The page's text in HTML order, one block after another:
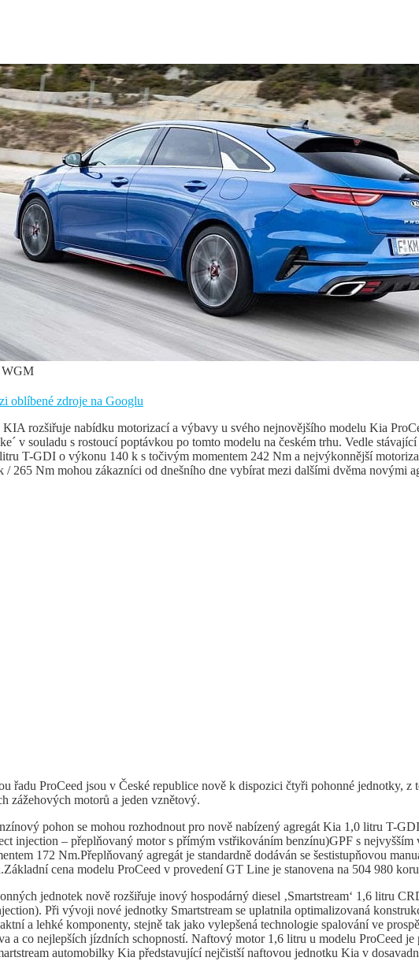
WGM
oblíbené zdroje na Googlu
rozšiřuje nabídku motorizací a výbavy u svého nejnovějšího modelu Kia
v souladu s rostoucí poptávkou po tomto modelu na českém trhu. Vedle
T-GDI o výkonu 140 k s točivým momentem 242 Nm a nejvýkonnější
/ 265 Nm mohou zákazníci od dnešního dne vybírat mezi dalšími dvěma novými
řadu ProCeed jsou v České republice nově k dispozici čtyři pohonné jednotky, z
zážehových motorů a jeden vznětový.
pohon se mohou rozhodnout pro nově nabízený agregát Kia 1,0 litru T-
injection – přeplňovaný motor s přímým vstřikováním benzínu)GPF s nejvyšším
172 Nm.Přeplňovaný agregát je standardně dodáván se šestistupňovou
cena modelu ProCeed v provedení GT Line je stanovena na 504 980
jednotek nově rozšiřuje inový hospodárný diesel ‚Smartstream‘ 1,6 litru
Při vývoji nové jednotky Smartstream se uplatnila optimalizovaná
a lehké komponenty, stejně tak jako vylepšená technologie spalování ve
a co nejlepších jízdních schopností. Naftový motor 1,6 litru u modelu ProCeed je
automobilky Kia představující nejčistší naftovou jednotku Kia v